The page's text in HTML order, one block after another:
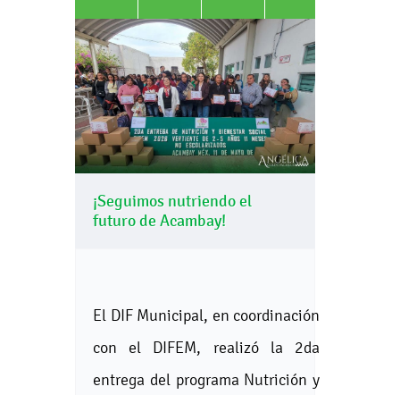
¡Seguimos nutriendo el
futuro de Acambay!
El DIF Municipal, en coordinación
con el DIFEM, realizó la 2da
entrega del programa Nutrición y